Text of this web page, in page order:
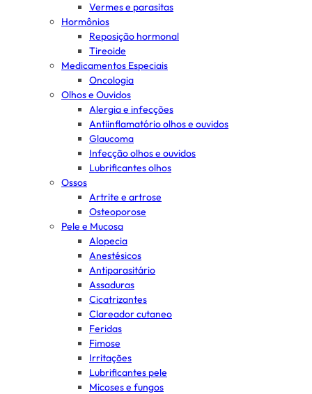
Vermes e parasitas
Hormônios
Reposição hormonal
Tireoide
Medicamentos Especiais
Oncologia
Olhos e Ouvidos
Alergia e infecções
Antiinflamatório olhos e ouvidos
Glaucoma
Infecção olhos e ouvidos
Lubrificantes olhos
Ossos
Artrite e artrose
Osteoporose
Pele e Mucosa
Alopecia
Anestésicos
Antiparasitário
Assaduras
Cicatrizantes
Clareador cutaneo
Feridas
Fimose
Irritações
Lubrificantes pele
Micoses e fungos